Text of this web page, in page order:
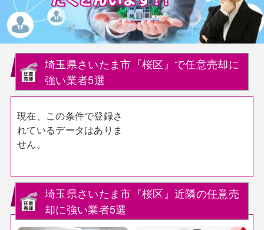
埼玉県さいたま市『桜区』で任意売却に
強い業者5選
現在、この条件で登録さ
れているデータはありま
せん。
埼玉県さいたま市『桜区』近隣の任意売
却に強い業者5選